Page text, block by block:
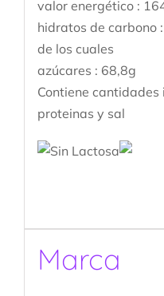
valor energético :
hidratos de carbono
de los cuales
azúcares : 68,8g
Contiene
proteinas y sal
Marca